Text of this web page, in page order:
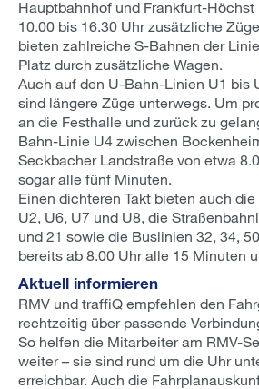
Hauptbahnhof und Frankfurt-Höchst
10.00 bis 16.30 Uhr zusätzliche
bieten zahlreiche S-Bahnen der
Platz durch zusätzliche Wagen.
Auch auf den U-Bahn-Linien U1 bis
sind längere Züge unterwegs. Um
an die Festhalle und zurück zu
Bahn-Linie U4 zwischen
Seckbacher Landstraße von etwa
sogar alle fünf Minuten.
Einen dichteren Takt bieten auch
U2, U6, U7 und U8, die
und 21 sowie die Buslinien 32, 34,
bereits ab 8.00 Uhr alle 15 Minuten
Aktuell informieren
RMV und traffiQ empfehlen den
rechtzeitig über passende
So helfen die Mitarbeiter am RMV-
weiter – sie sind rund um die Uhr
erreichbar. Auch die